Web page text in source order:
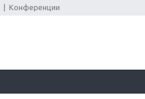
Конференции